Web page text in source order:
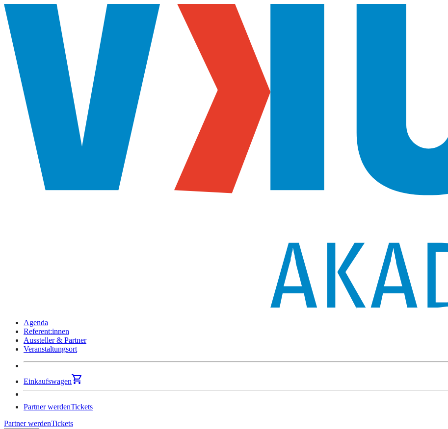
Agenda
Referent:innen
Aussteller & Partner
Veranstaltungsort
Einkaufswagen
Partner werdenTickets
Partner werdenTickets